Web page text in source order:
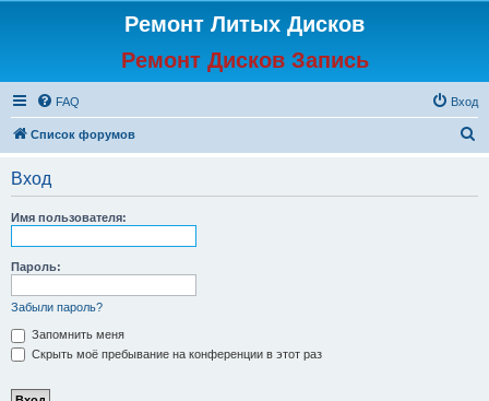
Ремонт Литых Дисков
Ремонт Дисков Запись
FAQ Вход
Список форумов
Вход
Имя пользователя:
Пароль:
Забыли пароль?
Запомнить меня
Скрыть моё пребывание на конференции в этот раз